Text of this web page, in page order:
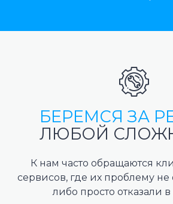
БЕРЕМСЯ ЗА
ЛЮБОЙ
К нам часто обращаются
сервисов, где их проблему
либо просто отказали